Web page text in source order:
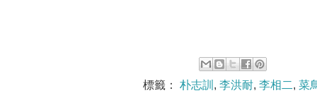
標籤： 朴志訓 , 李洪耐, 李相二, 菜